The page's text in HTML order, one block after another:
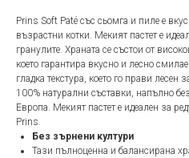
Prins Soft Paté със сьомга и пиле е
възрастни котки. Мекият пастет е
гранулите. Храната се състои от
което гарантира вкусно и лесно
гладка текстура, което го прави
100% натурални съставки, напълно
Европа. Мекият пастет е идеален за
Prins.
Без зърнени култури
Тази пълноценна и балансирана